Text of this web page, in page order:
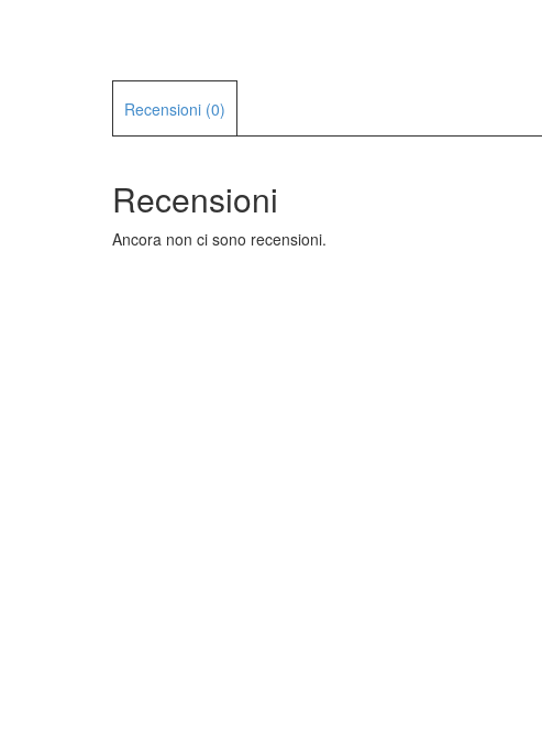
Recensioni (0)
Recensioni
Ancora non ci sono recensioni.